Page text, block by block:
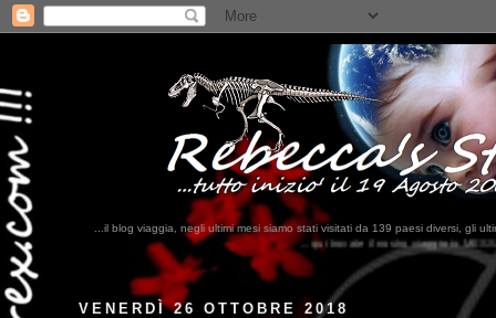
...il blog viaggia, negli ultimi mesi siamo stati visitati da 139 paesi diversi, gli
...qui trovate il nostro viaggio in MESSICO 2023...clikka qui !!!
VENERDÌ 26 OTTOBRE 2018